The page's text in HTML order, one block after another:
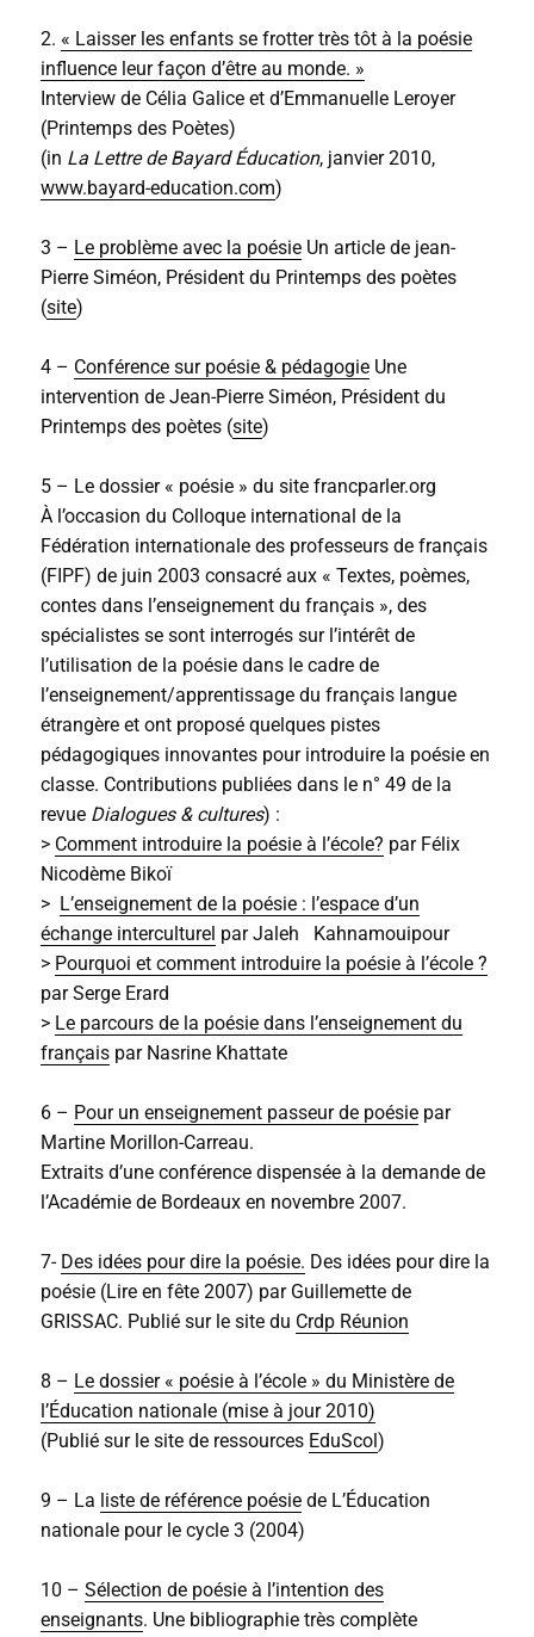
2. « Laisser les enfants se frotter très tôt à la poésie
influence leur façon d’être au monde. »
Interview de Célia Galice et d’Emmanuelle Leroyer
(Printemps des Poètes)
(in La Lettre de Bayard Éducation, janvier 2010,
www.bayard-education.com)
3 – Le problème avec la poésieUn article de jean-
Pierre Siméon, Président du Printemps des poètes
(site)
4 – Conférence sur poésie & pédagogieUne
intervention de Jean-Pierre Siméon, Président du
Printemps des poètes (site)
5 – Le dossier « poésie » du site francparler.org
À l’occasion du Colloque international de la
Fédération internationale des professeurs de français
(FIPF) de juin 2003 consacré aux « Textes, poèmes,
contes dans l’enseignement du français », des
spécialistes se sont interrogés sur l’intérêt de
l’utilisation de la poésie dans le cadre de
l’enseignement/apprentissage du français langue
étrangère et ont proposé quelques pistes
pédagogiques innovantes pour introduire la poésie en
classe. Contributions publiées dans le n° 49 de la
revue Dialogues & cultures) :
> Comment introduire la poésie à l’école? par Félix
Nicodème Bikoï
> L’enseignement de la poésie : l’espace d’un
échange interculturel par Jaleh Kahnamouipour
> Pourquoi et comment introduire la poésie à l’école ?
par Serge Erard
> Le parcours de la poésie dans l’enseignement du
françaispar Nasrine Khattate
6 – Pour un enseignement passeur de poésiepar
Martine Morillon-Carreau.
Extraits d’une conférence dispensée à la demande de
l’Académie de Bordeaux en novembre 2007.
7- Des idées pour dire la poésie. Des idées pour dire la
poésie (Lire en fête 2007) par Guillemette de
GRISSAC. Publié sur le site du Crdp Réunion
8 – Le dossier « poésie à l’école » du Ministère de
l’Éducation nationale (mise à jour 2010)
(Publié sur le site de ressources EduScol)
9 – La liste de référence poésiede L’Éducation
nationale pour le cycle 3 (2004)
10 – Sélection de poésie à l’intention des
enseignants. Une bibliographie très complète